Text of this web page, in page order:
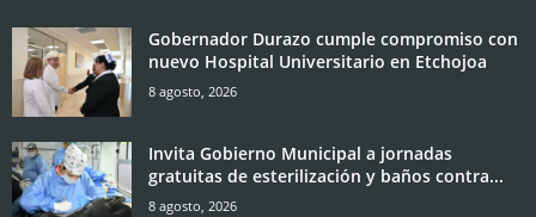
Gobernador Durazo cumple compromiso con
nuevo Hospital Universitario en Etchojoa
8 agosto, 2026
Invita Gobierno Municipal a jornadas
gratuitas de esterilización y baños contra...
8 agosto, 2026